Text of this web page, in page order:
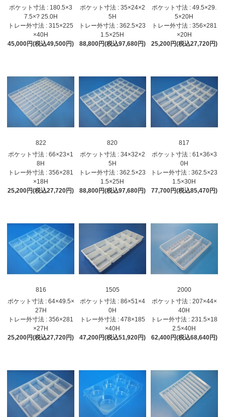
ポケット寸法 : 180.5×3
7.5×? 25.0H
トレー外寸法 : 315×225
×40H
45,000円(税込49,500円)
ポケット寸法 : 35×24×2
5H
トレー外寸法 : 362.5×23
1.5×25H
88,800円(税込97,680円)
ポケット寸法 : 49.5×29.
5×20H
トレー外寸法 : 356×281
×20H
25,200円(税込27,720円)
822
ポケット寸法 : 66×23×1
8H
トレー外寸法 : 356×281
×18H
25,200円(税込27,720円)
820
ポケット寸法 : 34×32×2
5H
トレー外寸法 : 362.5×23
1.5×25H
88,800円(税込97,680円)
817
ポケット寸法 : 61×36×3
0H
トレー外寸法 : 362.5×23
1.5×30H
77,700円(税込85,470円)
816
ポケット寸法 : 64×49.5×
27H
トレー外寸法 : 356×281
×27H
25,200円(税込27,720円)
1505
ポケット寸法 : 86×51×4
0H
トレー外寸法 : 478×185
×40H
47,200円(税込51,920円)
2000
ポケット寸法 : 207×44×
40H
トレー外寸法 : 231.5×18
2.5×40H
62,400円(税込68,640円)